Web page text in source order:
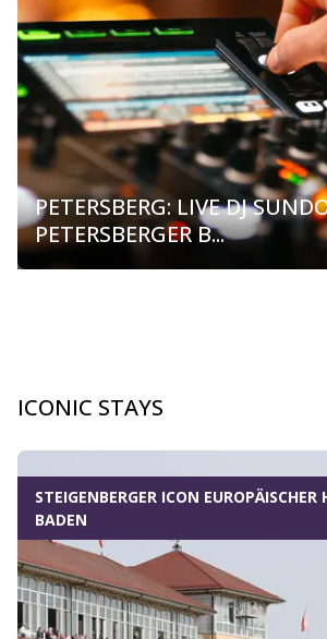
PETERSBERG: LIVE DJ
PETERSBERGER B...
ICONIC STAYS
Dia 1 von 5
STEIGENBERGER ICON EUROPÄISCHER
BADEN